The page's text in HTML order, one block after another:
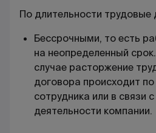
По длительности
Бессрочными, то есть
на неопределенный
случае расторжение
договора происходит
сотрудника или в связи
деятельности компании.